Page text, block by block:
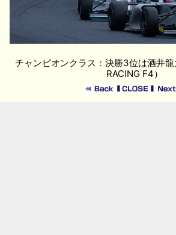
チャンピオンクラス：決勝3位は酒井
RACING F4）